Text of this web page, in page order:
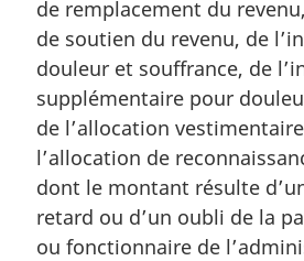
i
n
a
e
:
de remplacement du
de soutien du revenu, de
douleur et souffrance, de
supplémentaire pour
de l’allocation
l’allocation de
dont le montant résulte
retard ou d’un oubli de la
ou fonctionnaire de